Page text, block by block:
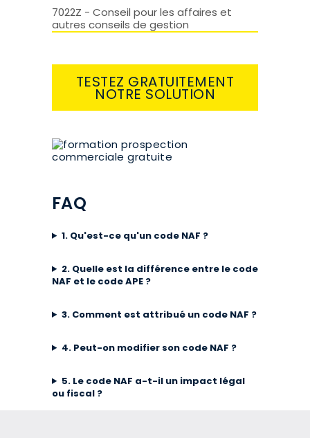
7022Z - Conseil pour les affaires et
autres conseils de gestion
TESTEZ GRATUITEMENT
NOTRE SOLUTION
FAQ
1. Qu'est-ce qu'un code NAF ?
2. Quelle est la différence entre le code
NAF et le code APE ?
3. Comment est attribué un code NAF ?
4. Peut-on modifier son code NAF ?
5. Le code NAF a-t-il un impact légal
ou fiscal ?